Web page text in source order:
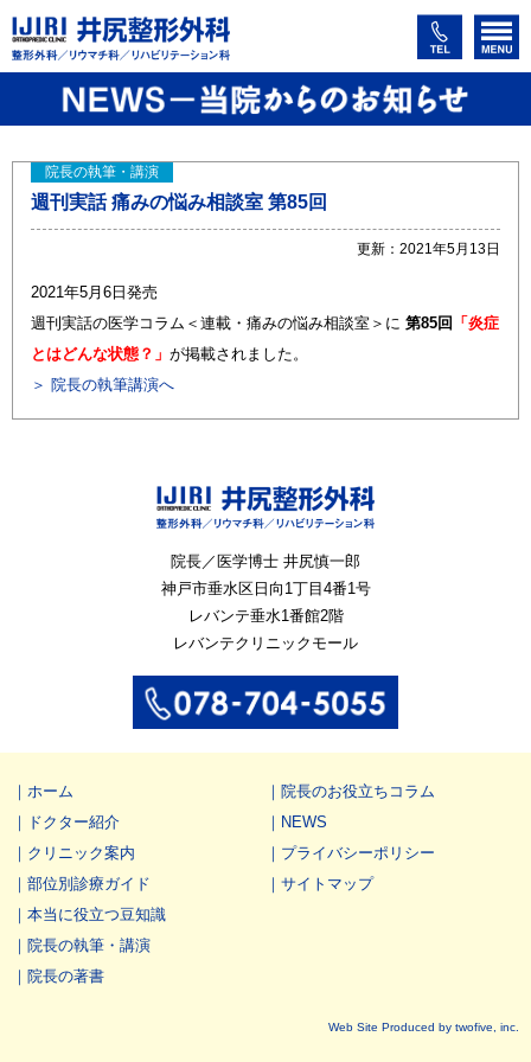
院長の執筆・講演
週刊実話 痛みの悩み相談室 第85回
更新：2021年5月13日
2021年5月6日発売
週刊実話の医学コラム＜連載・痛みの悩み相談室＞に 第85回 「炎症
とはどんな状態？」 が掲載されました。
＞ 院長の執筆講演へ
院長／医学博士 井尻慎一郎
神戸市垂水区日向1丁目4番1号
レバンテ垂水1番館2階
レバンテクリニックモール
ホーム
ドクター紹介
クリニック案内
部位別診療ガイド
本当に役立つ豆知識
院長の執筆・講演
院長の著書
院長のお役立ちコラム
NEWS
プライバシーポリシー
サイトマップ
Web Site Produced by twofive, inc.